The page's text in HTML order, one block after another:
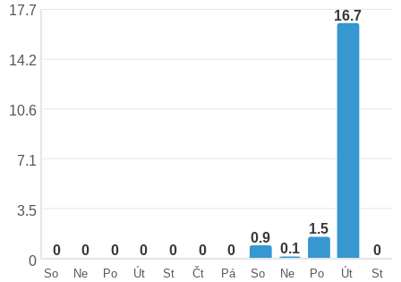
0 0 0 0 0 0 0
0.9
0.1
1.5
16.7
0
17.7
14.2
10.6
7.1
3.5
0
So
Ne
Po
Út
St
Čt
Pá
So
Ne
Po
Út
St